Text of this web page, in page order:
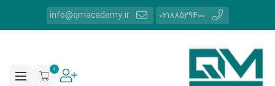
02188529400
info@qmacademy.ir
0